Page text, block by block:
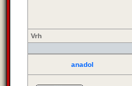
Vrh
anadol